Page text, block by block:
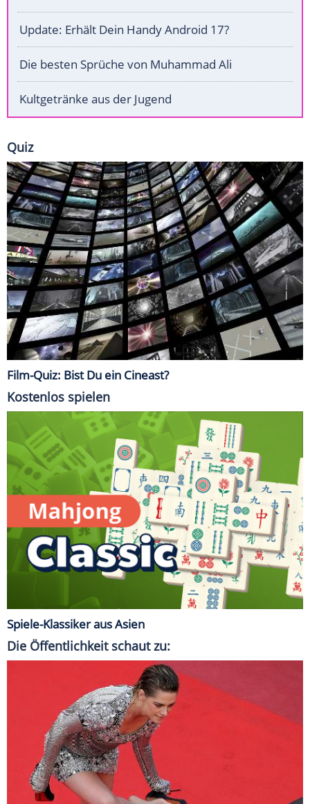
Update: Erhält Dein Handy Android 17?
Die besten Sprüche von Muhammad Ali
Kultgetränke aus der Jugend
Quiz
Film-Quiz: Bist Du ein Cineast?
Kostenlos spielen
Spiele-Klassiker aus Asien
Die Öffentlichkeit schaut zu: